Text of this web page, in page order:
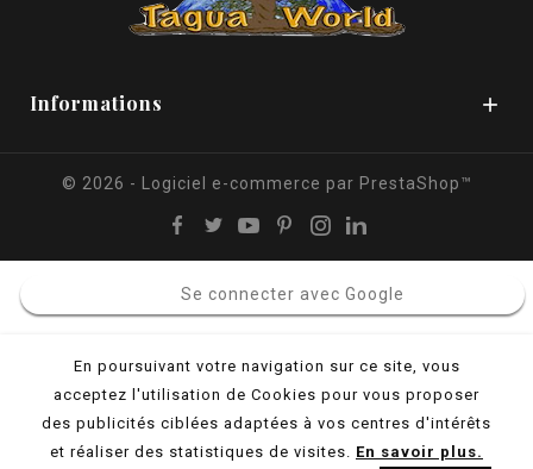
Informations 
© 2026 - Logiciel e-commerce par PrestaShop™
Se connecter avec Google
En poursuivant votre navigation sur ce site, vous
acceptez l'utilisation de Cookies pour vous proposer
des publicités ciblées adaptées à vos centres d'intérêts
et réaliser des statistiques de visites. En savoir plus.